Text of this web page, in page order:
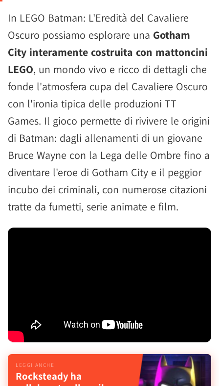
In LEGO Batman: L'Eredità del Cavaliere
Oscuro possiamo esplorare una Gotham
City interamente costruita con mattoncini
LEGO, un mondo vivo e ricco di dettagli che
fonde l'atmosfera cupa del Cavaliere Oscuro
con l'ironia tipica delle produzioni TT
Games. Il gioco permette di rivivere le origini
di Batman: dagli allenamenti di un giovane
Bruce Wayne con la Lega delle Ombre fino a
diventare l'eroe di Gotham City e il peggior
incubo dei criminali, con numerose citazioni
tratte da fumetti, serie animate e film.
Rocksteady ha